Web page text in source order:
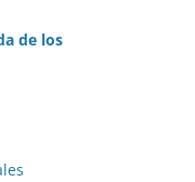
de los